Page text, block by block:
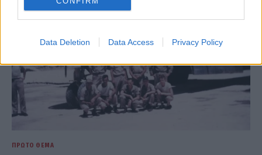
Data Deletion Data Access Privacy Policy
ΠΡΏΤΟ ΘΈΜΑ